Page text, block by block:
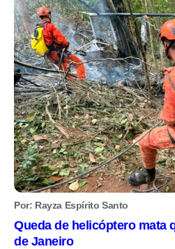
Por: Rayza Espírito Santo
Queda de helicóptero mata
de Janeiro